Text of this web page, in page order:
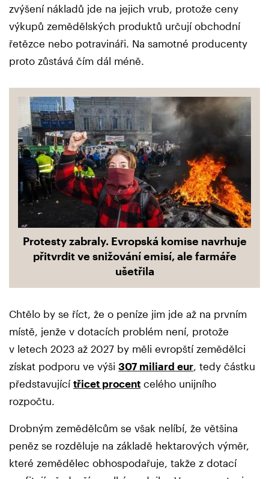
zvýšení nákladů jde na jejich vrub, protože ceny
výkupů zemědělských produktů určují obchodní
řetězce nebo potravináři. Na samotné producenty
proto zůstává čím dál méně.
Protesty zabraly. Evropská komise navrhuje
přitvrdit ve snižování emisí, ale farmáře
ušetřila
Chtělo by se říct, že o peníze jim jde až na prvním
místě, jenže v dotacích problém není, protože
v letech 2023 až 2027 by měli evropští zemědělci
získat podporu ve výši 307 miliard eur, tedy částku
představující třicet procent celého unijního
rozpočtu.
Drobným zemědělcům se však nelíbí, že většina
peněz se rozděluje na základě hektarových výměr,
které zemědělec obhospodařuje, takže z dotací